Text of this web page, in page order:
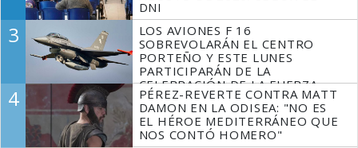
DNI
3
LOS AVIONES F 16
SOBREVOLARÁN EL CENTRO
PORTEÑO Y ESTE LUNES
PARTICIPARÁN DE LA
CELEBRACIÓN DE LA FUERZA
AÉREA
4
PÉREZ-REVERTE CONTRA MATT
DAMON EN LA ODISEA: "NO ES
EL HÉROE MEDITERRÁNEO QUE
NOS CONTÓ HOMERO"